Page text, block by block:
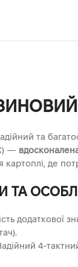
та
—
де
ТА
додаткової
4-